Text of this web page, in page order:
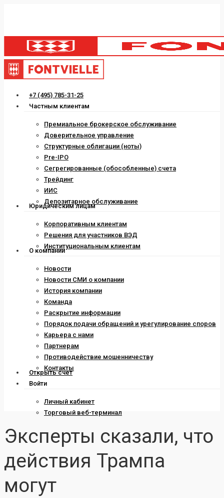
content
Menu
+7 (495) 785-31-25
Частным клиентам
Премиальное брокерское обслуживание
Доверительное управление
Структурные облигации (ноты)
Pre-IPO
Сегрегированные (обособленные) счета
Трейдинг
ИИС
Депозитарное обслуживание
Юридическим лицам
Корпоративным клиентам
Решения для участников ВЭД
Институциональным клиентам
О компании
Новости
Новости СМИ о компании
История компании
Команда
Раскрытие информации
Порядок подачи обращений и урегулирование споров
Карьера с нами
Партнерам
Противодействие мошенничеству
Контакты
Открыть счет
Войти
Личный кабинет
Торговый веб-терминал
Эксперты сказали, что
действия Трампа
могут